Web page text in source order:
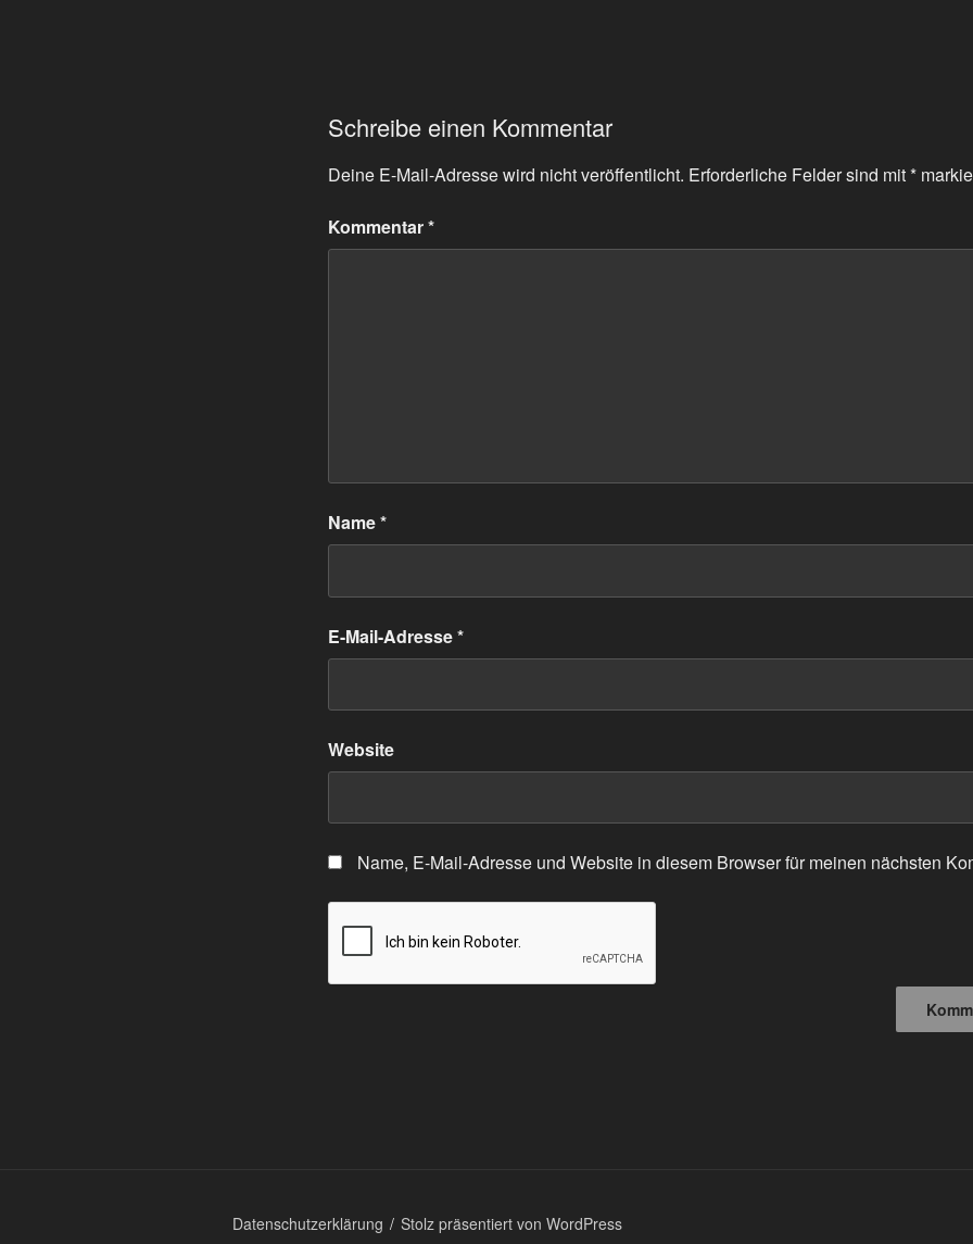
Schreibe einen Kommentar
Deine E-Mail-Adresse wird nicht veröffentlicht. Erforderliche Felder sind mit*
Kommentar*
Name*
E-Mail-Adresse*
Website
Name, E-Mail-Adresse und Website in diesem Browser für meinen nächsten
Datenschutzerklärung Stolz präsentiert von WordPress